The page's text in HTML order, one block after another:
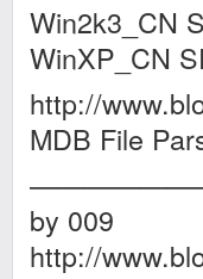
Win2k3_CN
WinXP_CN
http://
MDB File
by 009
http://